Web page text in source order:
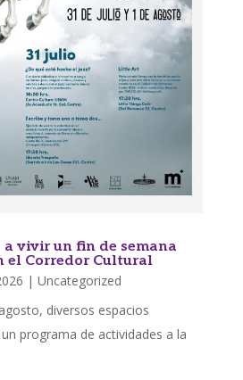
vivir un fin de semana
el Corredor Cultural
| Uncategorized
diversos espacios
programa de actividades a la